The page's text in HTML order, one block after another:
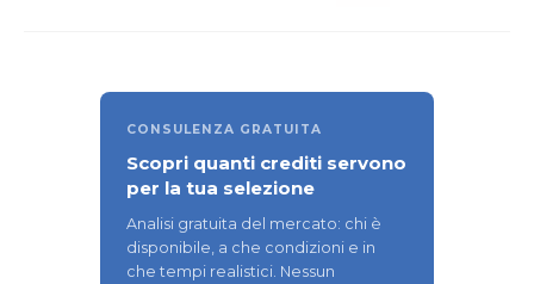
CONSULENZA GRATUITA
Scopri quanti crediti servono
per la tua selezione
Analisi gratuita del mercato: chi è
disponibile, a che condizioni e in
che tempi realistici. Nessun